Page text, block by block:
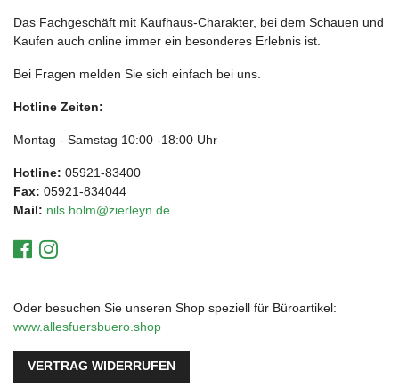
Das Fachgeschäft mit Kaufhaus-Charakter, bei dem Schauen und
Kaufen auch online immer ein besonderes Erlebnis ist.
Bei Fragen melden Sie sich einfach bei uns.
Hotline Zeiten:
Montag - Samstag 10:00 -18:00 Uhr
Hotline: 05921-83400
Fax: 05921-834044
Mail: nils.holm@zierleyn.de
Oder besuchen Sie unseren Shop speziell für Büroartikel:
www.allesfuersbuero.shop
VERTRAG WIDERRUFEN